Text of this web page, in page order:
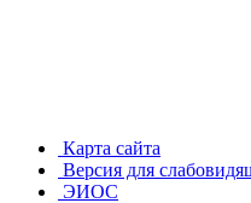
Карта сайта
Версия для
ЭИОС